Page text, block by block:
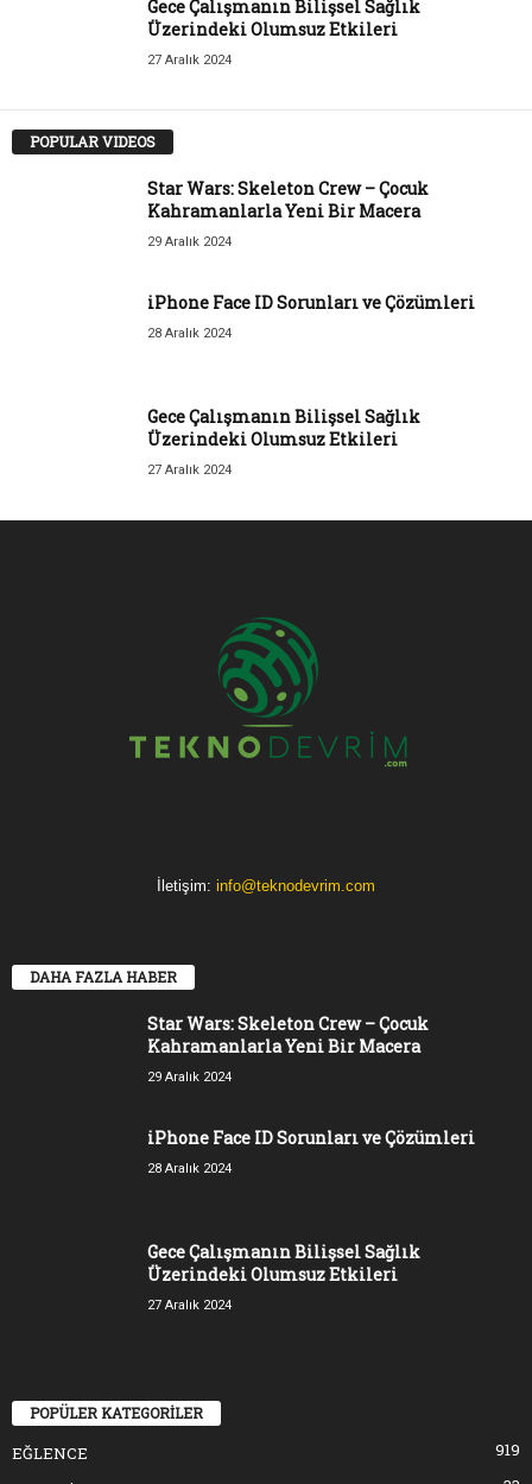
Gece Çalışmanın Bilişsel Sağlık
Üzerindeki Olumsuz Etkileri
27 Aralık 2024
POPULAR VIDEOS
Star Wars: Skeleton Crew – Çocuk
Kahramanlarla Yeni Bir Macera
29 Aralık 2024
iPhone Face ID Sorunları ve Çözümleri
28 Aralık 2024
Gece Çalışmanın Bilişsel Sağlık
Üzerindeki Olumsuz Etkileri
27 Aralık 2024
İletişim: info@teknodevrim.com
DAHA FAZLA HABER
Star Wars: Skeleton Crew – Çocuk
Kahramanlarla Yeni Bir Macera
29 Aralık 2024
iPhone Face ID Sorunları ve Çözümleri
28 Aralık 2024
Gece Çalışmanın Bilişsel Sağlık
Üzerindeki Olumsuz Etkileri
27 Aralık 2024
POPÜLER KATEGORİLER
EĞLENCE
919